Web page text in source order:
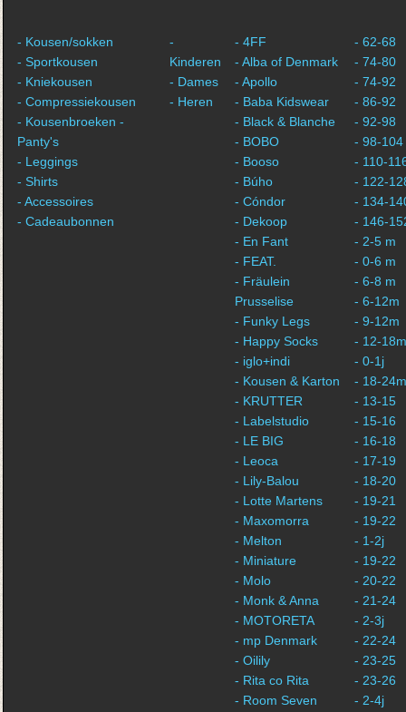
- Kousen/sokken
- Sportkousen
- Kniekousen
- Compressiekousen
- Kousenbroeken -
Panty's
- Leggings
- Shirts
- Accessoires
- Cadeaubonnen
-
Kinderen
- Dames
- Heren
- 4FF
- Alba of Denmark
- Apollo
- Baba Kidswear
- Black & Blanche
- BOBO
- Booso
- Búho
- Cóndor
- Dekoop
- En Fant
- FEAT.
- Fräulein
Prusselise
- Funky Legs
- Happy Socks
- iglo+indi
- Kousen & Karton
- KRUTTER
- Labelstudio
- LE BIG
- Leoca
- Lily-Balou
- Lotte Martens
- Maxomorra
- Melton
- Miniature
- Molo
- Monk & Anna
- MOTORETA
- mp Denmark
- Oilily
- Rita co Rita
- Room Seven
- 62-68
- 74-80
- 74-92
- 86-92
- 92-98
- 98-104
- 110-
- 122-
- 134-
- 146-
- 2-5 m
- 0-6 m
- 6-8 m
- 6-12m
- 9-12m
- 12-18m
- 0-1j
- 18-24m
- 13-15
- 15-16
- 16-18
- 17-19
- 18-20
- 19-21
- 19-22
- 1-2j
- 19-22
- 20-22
- 21-24
- 2-3j
- 22-24
- 23-25
- 23-26
- 2-4j